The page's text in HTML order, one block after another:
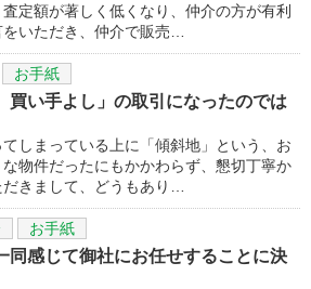
定額が著しく低くなり、仲介の方が有利
いただき、仲介で販売…
お手紙
買い手よし」の取引になったのでは
てしまっている上に「傾斜地」という、お
物件だったにもかかわらず、懇切丁寧か
きまして、どうもあり…
お手紙
同感じて御社にお任せすることに決